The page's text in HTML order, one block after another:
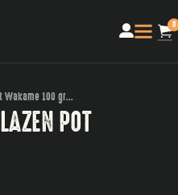
0
Wakame 100 gr...
POT